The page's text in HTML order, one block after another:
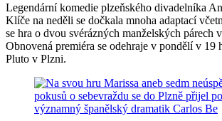
Legendární komedie plzeňského divadelníka
Klíče na neděli se dočkala mnoha adaptací
se hra o dvou svérázných manželských párech
Obnovená premiéra se odehraje v pondělí v 19
Pluto v Plzni.